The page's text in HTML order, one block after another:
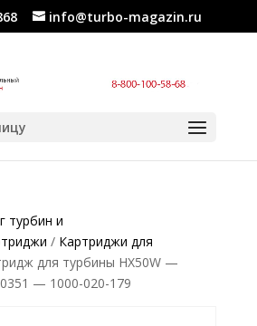
info@turbo-magazin.ru
турбин и
/ Картриджи для
для турбины HX50W —
— 1000-020-179